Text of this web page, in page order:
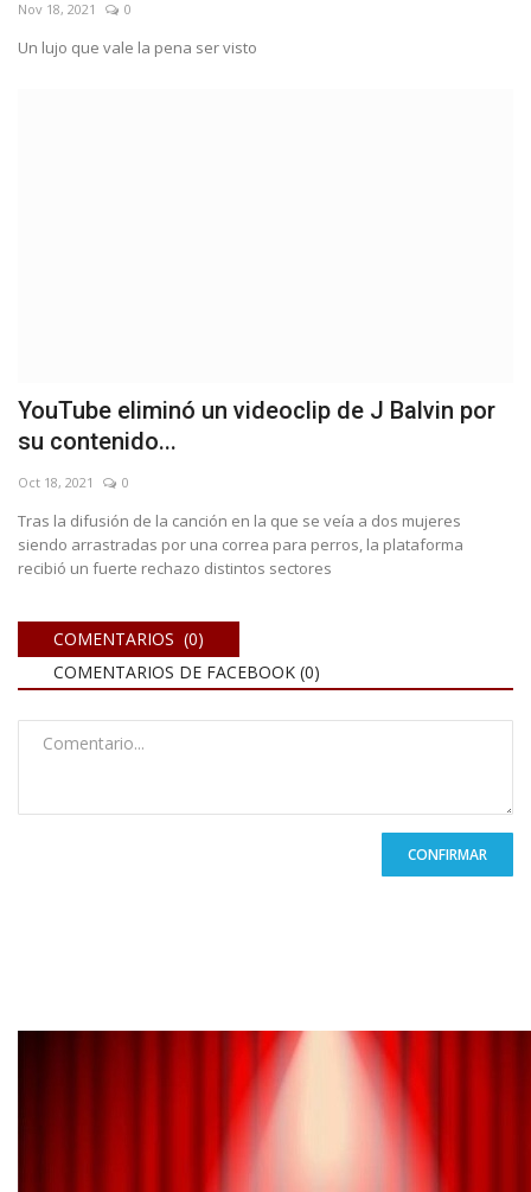
Nov 18, 2021 0
Un lujo que vale la pena ser visto
YouTube eliminó un videoclip de J Balvin por
su contenido...
Oct 18, 2021 0
Tras la difusión de la canción en la que se veía a dos mujeres
siendo arrastradas por una correa para perros, la plataforma
recibió un fuerte rechazo distintos sectores
COMENTARIOS (0)
COMENTARIOS DE FACEBOOK (0)
CONFIRMAR